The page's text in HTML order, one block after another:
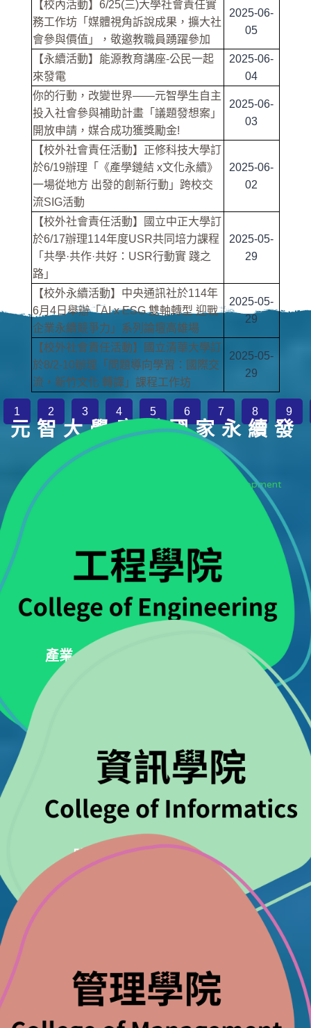
【校內活動】6/25(三)大學社會責任實
務工作坊「媒體視角訴說成果，擴大社
會參與價值」，敬邀教職員踴躍參加
2025-06-
05
【永續活動】能源教育講座-公民一起
來發電
2025-06-
04
你的行動，改變世界——元智學生自主
投入社會參與補助計畫「議題發想案」
開放申請，媒合成功獲獎勵金!
2025-06-
03
【校外社會責任活動】正修科技大學訂
於6/19辦理「《產學鏈結 x文化永續》
一場從地方 出發的創新行動」跨校交
流SIG活動
2025-06-
02
【校外社會責任活動】國立中正大學訂
於6/17辦理114年度USR共同培力課程
「共學·共作·共好：USR行動實 踐之
路」
2025-05-
29
【校外永續活動】中央通訊社於114年
6月4日舉辦「AI x ESG 雙軸轉型 迎戰
企業永續競爭力」系列論壇高雄場
2025-05-
29
【校外社會責任活動】國立清華大學訂
於8/2-10辦理「問題導向學習：國際交
流，新竹文化 轉譯」課程工作坊
2025-05-
29
1 2 3 4 5 6 7 8 9
元智大學應對國家永續發
YZU's Response to National Sustainable Development
產業、創新與基礎設
體面工作與經濟成長
產業、創新與基礎設施